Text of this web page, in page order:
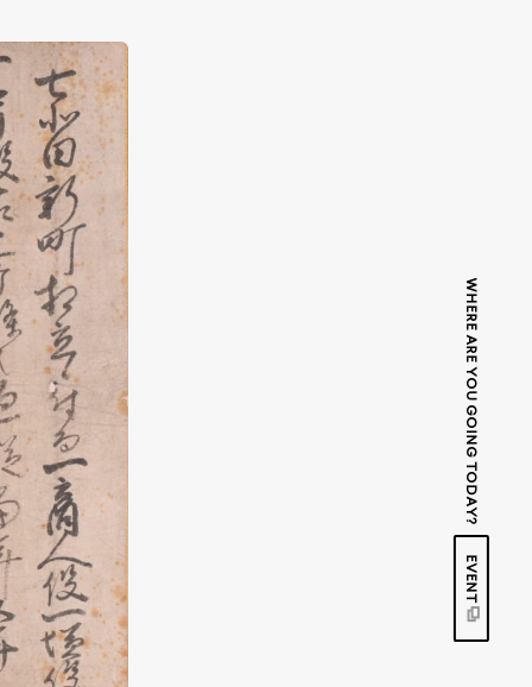
WHERE ARE YOU GOING TODAY?
EVENT